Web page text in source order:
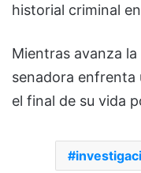
historial criminal
Mientras avanza
senadora enfrenta
el final de su vida